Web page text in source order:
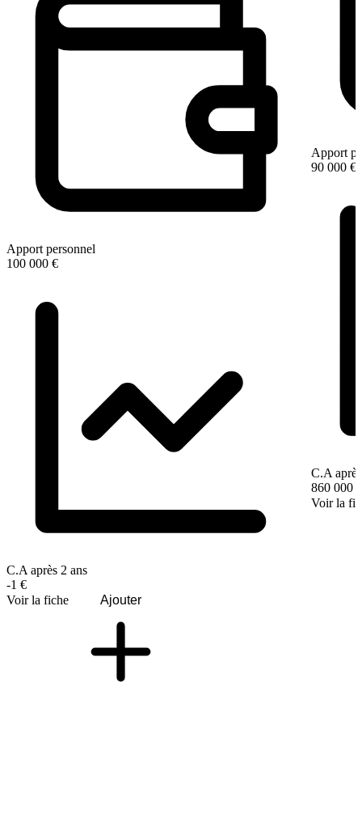
Apport personnel
100 000 €
C.A après 2 ans
-1 €
Voir la fiche
Ajouter
Apport
90 000 €
C.A
860 000 €
Voir la